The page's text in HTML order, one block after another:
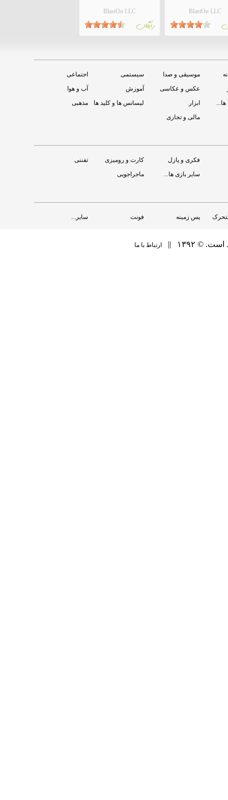
BlastOn LLC
BlastOn LLC
رايگان
موسیقی و صدا سیستمی
اجتماعی
عکس و عکاسی آموزش
آب و هوا
ها...
ابزار لیسانس ها و کلید ها
مذهبی
مالی و تجاری
فکری و پازل کارت و رومیزی
تفننی
سایر بازی ها...
ماجراجویی
پس زمینه فونت سایر...
©‏ ۱۳۹۲ || ارتباط با ما